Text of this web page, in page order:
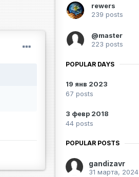
rewers
239 posts
@master
223 posts
POPULAR DAYS
19 янв 2023
67 posts
3 февр 2018
44 posts
POPULAR POSTS
gandizavr
31 марта, 2024